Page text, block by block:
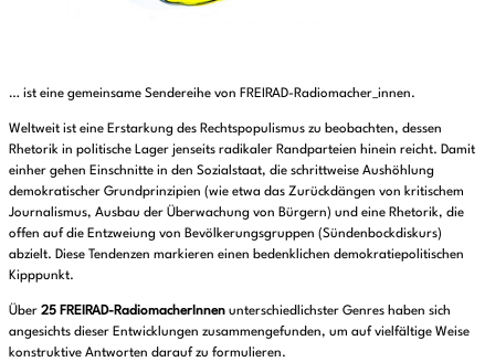
… ist eine gemeinsame Sendereihe von FREIRAD-Radiomacher_innen.
Weltweit ist eine Erstarkung des Rechtspopulismus zu beobachten, dessen
Rhetorik in politische Lager jenseits radikaler Randparteien hinein reicht. Damit
einher gehen Einschnitte in den Sozialstaat, die schrittweise Aushöhlung
demokratischer Grundprinzipien (wie etwa das Zurückdängen von kritischem
Journalismus, Ausbau der Überwachung von Bürgern) und eine Rhetorik, die
offen auf die Entzweiung von Bevölkerungsgruppen (Sündenbockdiskurs)
abzielt. Diese Tendenzen markieren einen bedenklichen demokratiepolitischen
Kipppunkt.
Über 25 FREIRAD-RadiomacherInnen unterschiedlichster Genres haben sich
angesichts dieser Entwicklungen zusammengefunden, um auf vielfältige Weise
konstruktive Antworten darauf zu formulieren.